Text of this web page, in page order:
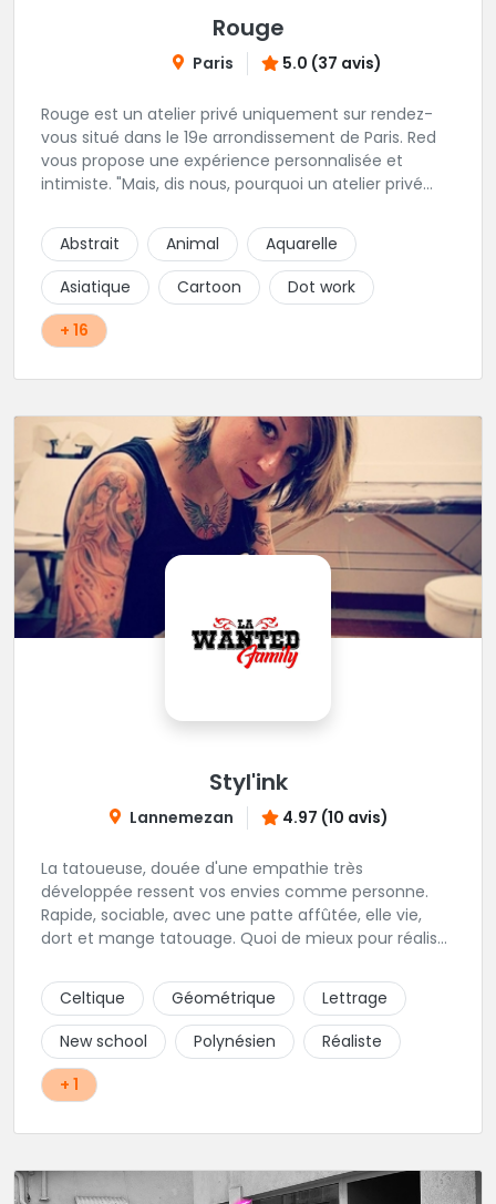
Rouge
Paris 5.0 (37 avis)
Rouge est un atelier privé uniquement sur rendez-
vous situé dans le 19e arrondissement de Paris. Red
vous propose une expérience personnalisée et
intimiste. "Mais, dis nous, pourquoi un atelier privé
qualité de service à tous les tatoué(e)s. L'intérêt est
de prendre son temps, faire les bons choix, et
toujours se donner à 1000 %. Sans oublier, une
hygiène irréprochable. La bonne humeur, l'échange,
le respect, faire un travail personnalisé et toujours de
qualité, sont les mots d'ordre dans cet atelier. " Si
Abstrait Animal
Aquarelle
Asiatique
Cartoon
Dot work
+ 16
Styl'ink
Lannemezan 4.97 (10 avis)
La tatoueuse, douée d'une empathie très
développée ressent vos envies comme personne.
Rapide, sociable, avec une patte affûtée, elle vie,
dort et mange tatouage. Quoi de mieux pour réaliser
Celtique
Géométrique
Lettrage
New school
Polynésien
Réaliste
+ 1